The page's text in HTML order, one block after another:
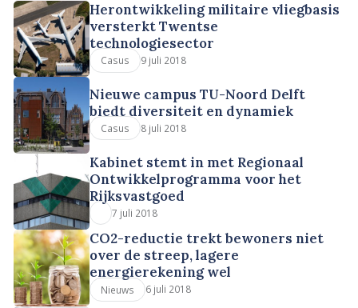
Herontwikkeling militaire vliegbasis
versterkt Twentse
technologiesector
Casus 9 juli 2018
Nieuwe campus TU-Noord Delft
biedt diversiteit en dynamiek
Casus 8 juli 2018
Kabinet stemt in met Regionaal
Ontwikkelprogramma voor het
Rijksvastgoed
7 juli 2018
CO2-reductie trekt bewoners niet
over de streep, lagere
energierekening wel
Nieuws 6 juli 2018